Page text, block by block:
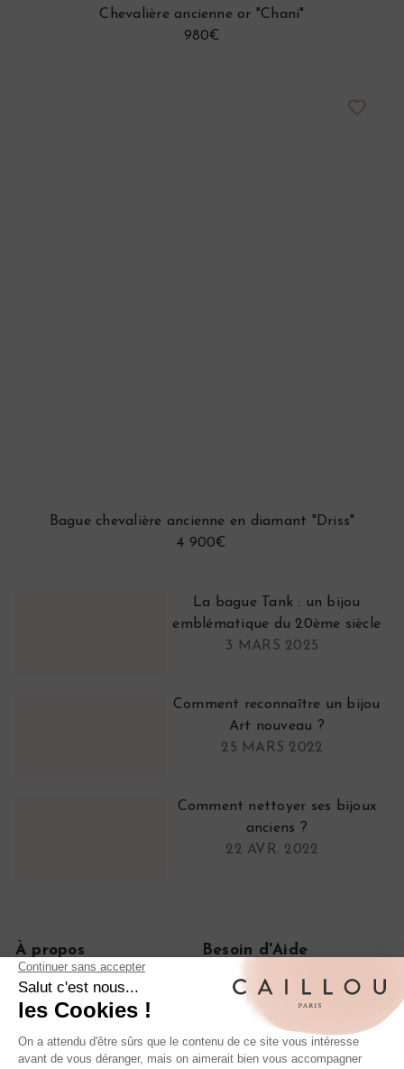
Chevalière ancienne or "Chani"
980€
Bague chevalière ancienne en diamant "Driss"
4 900€
La bague Tank : un bijou
emblématique du 20ème siècle
3 MARS 2025
Comment reconnaître un bijou
Art nouveau ?
25 MARS 2022
Comment nettoyer ses bijoux
anciens ?
22 AVR. 2022
À propos
Notre histoire
On parle de nous
Mentions légales
Besoin d'Aide
Politique de confidentialité
Livraisons et retours